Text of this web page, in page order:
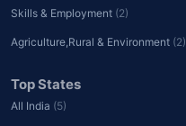
Skills & Employment (2)
Agriculture,Rural & Environment (2)
Top States
All India (5)